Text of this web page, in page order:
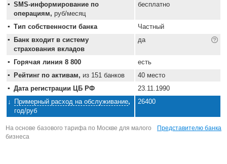
SMS-информирование по
операциям, руб/месяц
бесплатно
Тип собственности банка
Частный
Банк входит в систему
страхования вкладов
да
Горячая линия 8 800
есть
Рейтинг по активам, из 151 банков
40 место
Дата регистрации ЦБ РФ
23.11.1990
Примерный расход на обслуживание,
год/руб
26400
На основе базового тарифа по Москве для малого
бизнеса
Представителю банка